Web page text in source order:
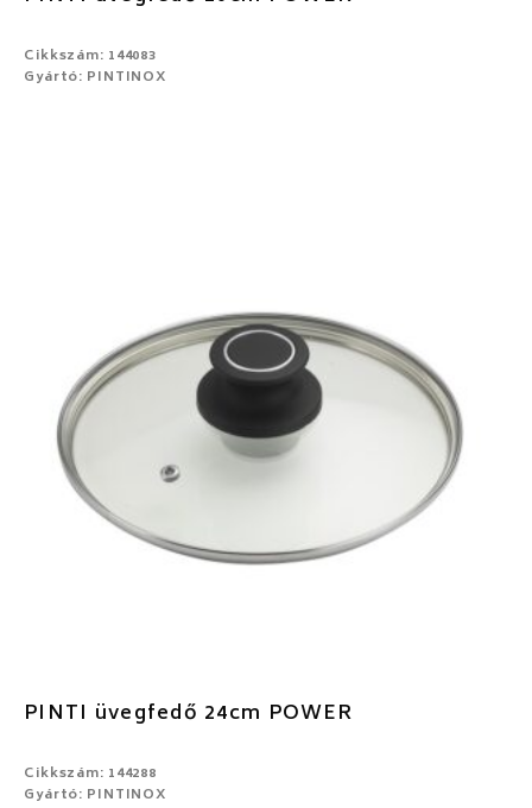
Cikkszám: 144083
Gyártó: PINTINOX
PINTI üvegfedő 24cm POWER
Cikkszám: 144288
Gyártó: PINTINOX